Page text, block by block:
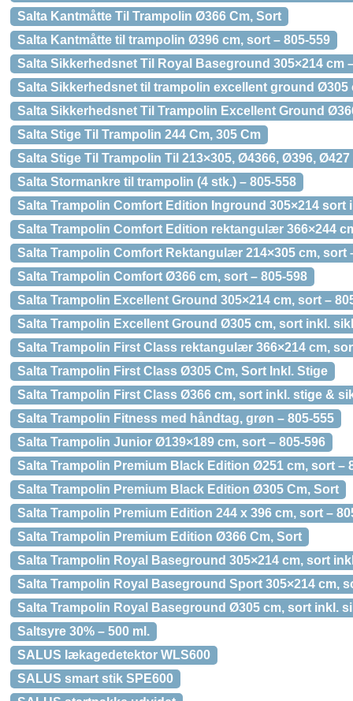
Salta Kantmåtte Til Trampolin Ø366 Cm, Sort
Salta Kantmåtte til trampolin Ø396 cm, sort – 805-559
Salta Sikkerhedsnet Til Royal Baseground 305×214 cm
Salta Sikkerhedsnet til trampolin excellent ground Ø305
Salta Sikkerhedsnet Til Trampolin Excellent Ground
Salta Stige Til Trampolin 244 Cm, 305 Cm
Salta Stige Til Trampolin Til 213×305, Ø4366, Ø396, Ø427
Salta Stormankre til trampolin (4 stk.) – 805-558
Salta Trampolin Comfort Edition Inground 305×214 sort
Salta Trampolin Comfort Edition rektangulær 366×244
Salta Trampolin Comfort Rektangulær 214×305 cm, sort
Salta Trampolin Comfort Ø366 cm, sort – 805-598
Salta Trampolin Excellent Ground 305×214 cm, sort –
Salta Trampolin Excellent Ground Ø305 cm, sort inkl.
Salta Trampolin First Class rektangulær 366×214 cm,
Salta Trampolin First Class Ø305 Cm, Sort Inkl. Stige
Salta Trampolin First Class Ø366 cm, sort inkl. stige &
Salta Trampolin Fitness med håndtag, grøn – 805-555
Salta Trampolin Junior Ø139×189 cm, sort – 805-596
Salta Trampolin Premium Black Edition Ø251 cm, sort –
Salta Trampolin Premium Black Edition Ø305 Cm, Sort
Salta Trampolin Premium Edition 244 x 396 cm, sort –
Salta Trampolin Premium Edition Ø366 Cm, Sort
Salta Trampolin Royal Baseground 305×214 cm, sort
Salta Trampolin Royal Baseground Sport 305×214 cm,
Salta Trampolin Royal Baseground Ø305 cm, sort inkl.
Saltsyre 30% – 500 ml.
SALUS lækagedetektor WLS600
SALUS smart stik SPE600